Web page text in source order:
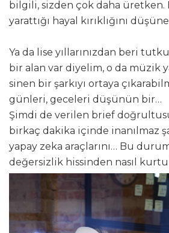
bilgili, sizden çok daha
yarattığı hayal kırıklığını
Ya da lise yıllarınızdan beri
bir alan var diyelim, o da müzik
sinen bir şarkıyı ortaya
günleri, geceleri düşünün bir…
Şimdi de verilen brief
birkaç dakika içinde inanılmaz
yapay zeka araçlarını… Bu
değersizlik hissinden nasıl